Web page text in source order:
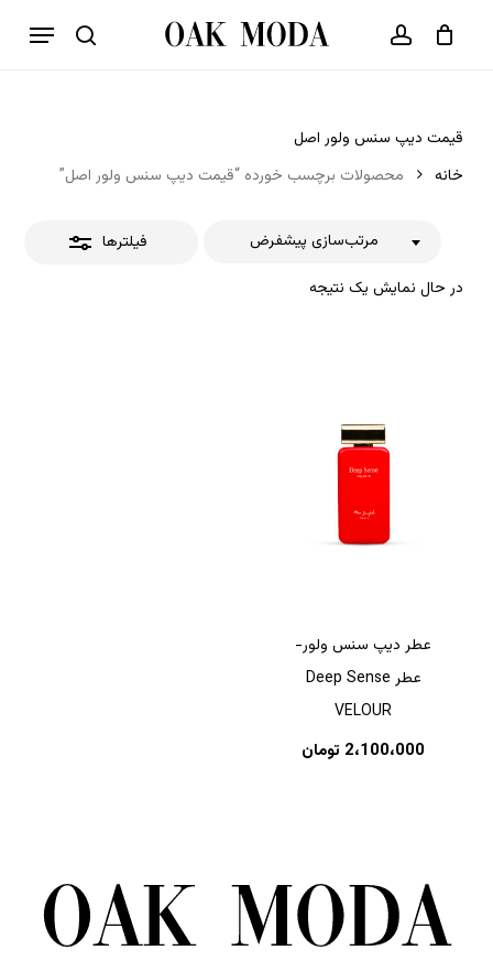
جستجو حساب کاربری
فهرست
سبد خرید بستن
قیمت دیپ سنس ولور اصل
خانه
محصولات برچسب خورده “قیمت دیپ سنس ولور اصل”
فیلترها
در حال نمایش یک نتیجه
مرتب‌سازی پیشفرض
بستن
عطر دیپ سنس ولور-
عطر Deep Sense
VELOUR
2،100،000 تومان